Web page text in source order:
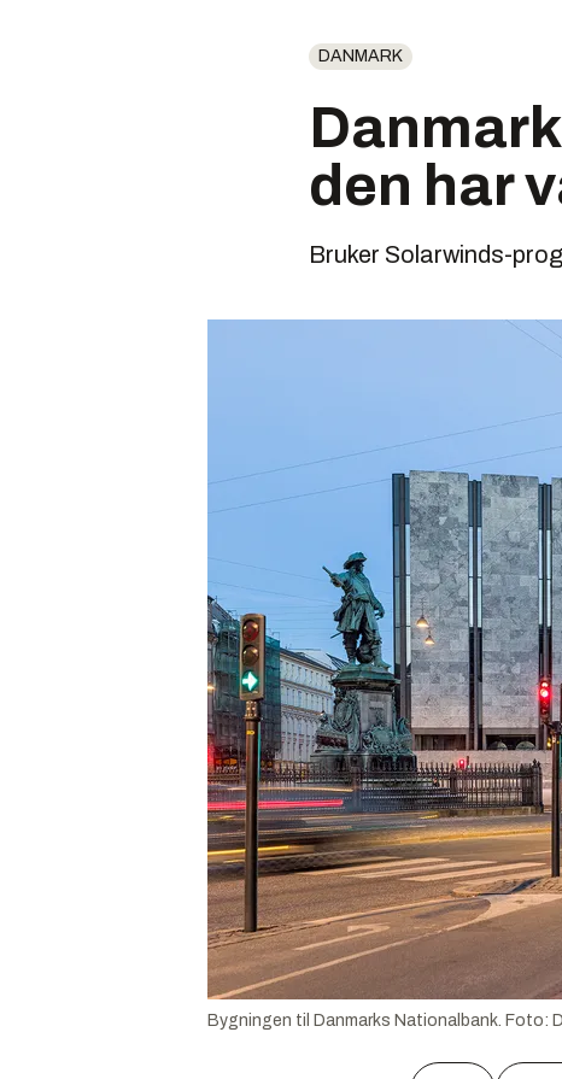
DANMARK
den har
Bruker Solarwinds-
Bygningen til Danmarks Nationalbank. Foto: